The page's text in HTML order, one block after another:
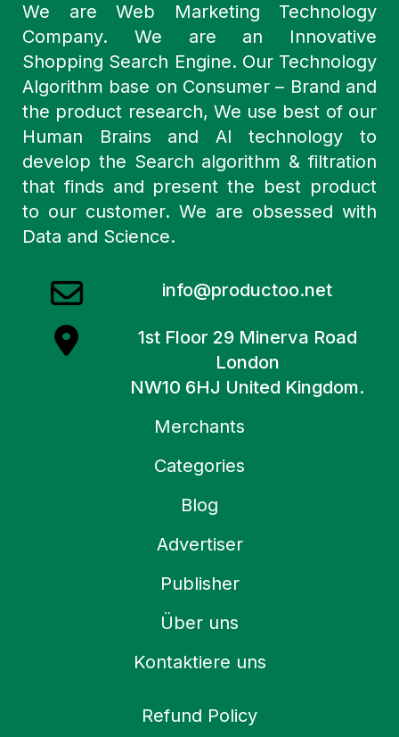
We are Web Marketing Technology
Company. We are an Innovative
Shopping Search Engine. Our Technology
Algorithm base on Consumer – Brand and
the product research, We use best of our
Human Brains and AI technology to
develop the Search algorithm & filtration
that finds and present the best product
to our customer. We are obsessed with
Data and Science.
info@productoo.net
1st Floor 29 Minerva Road
London
NW10 6HJ United Kingdom.
Merchants
Categories
Blog
Advertiser
Publisher
Über uns
Kontaktiere uns
Refund Policy